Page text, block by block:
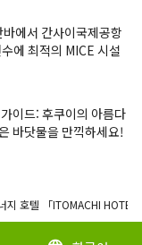
바에서 간사이국제공항
에 최적의 MICE 시설
이드: 후쿠이의 아름다
바닷물을 만끽하세요!
지 호텔 「ITOMACHI HOTEL